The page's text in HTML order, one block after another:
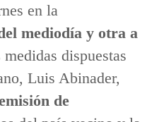
en la
mediodía y otra a
medidas dispuestas
Luis Abinader,
de